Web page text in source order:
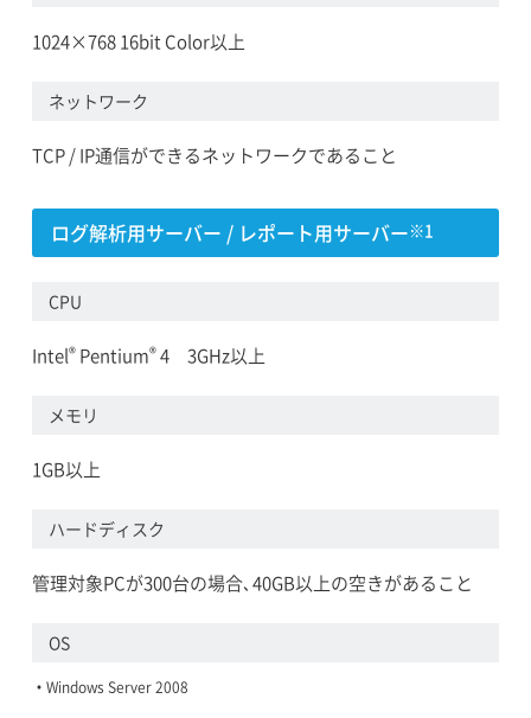
1024×768 16bit Color以上
ネットワーク
TCP / IP通信ができるネットワークであること
ログ解析用サーバー / レポート用サーバー※1
CPU
Intel®Pentium®4 3GHz以上
メモリ
1GB以上
ハードディスク
管理対象PCが300台の場合､40GB以上の空きがあること
OS
Windows Server 2008